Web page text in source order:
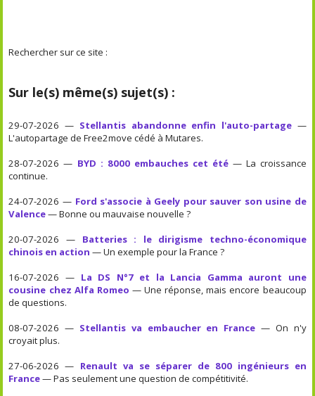
Rechercher sur ce site :
Sur le(s) même(s) sujet(s) :
29-07-2026 — Stellantis abandonne enfin l'auto-partage—
L'autopartage de Free2move cédé à Mutares.
28-07-2026 — BYD : 8000 embauches cet été— La croissance
continue.
24-07-2026 — Ford s'associe à Geely pour sauver son usine de
Valence— Bonne ou mauvaise nouvelle ?
20-07-2026 — Batteries : le dirigisme techno-économique
chinois en action — Un exemple pour la France ?
16-07-2026 — La DS N°7 et la Lancia Gamma auront une
cousine chez Alfa Romeo — Une réponse, mais encore beaucoup
de questions.
08-07-2026 — Stellantis va embaucher en France — On n'y
croyait plus.
27-06-2026 — Renault va se séparer de 800 ingénieurs en
France— Pas seulement une question de compétitivité.